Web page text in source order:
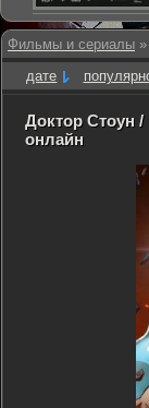
Фильмы и сериалы
дате
Доктор Стоун /
онлайн